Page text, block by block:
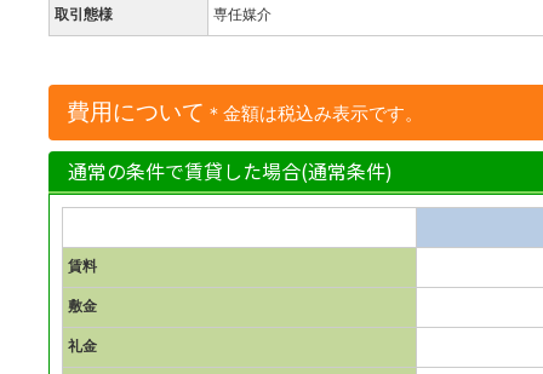
取引態様 専任媒介
費用について ＊金額は税込み表示です。
通常の条件で賃貸した場合(通常条件)
賃料
敷金
礼金